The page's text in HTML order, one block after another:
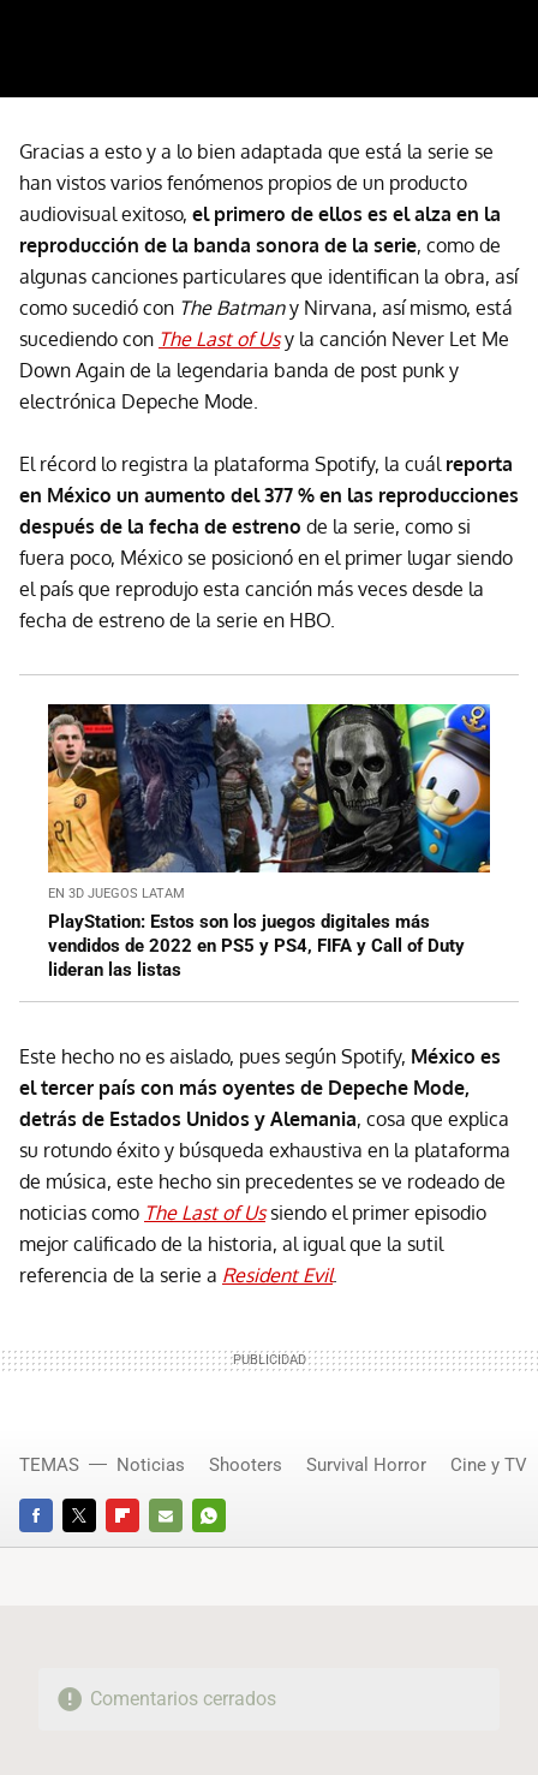
Gracias a esto y a lo bien adaptada que está la serie se
han vistos varios fenómenos propios de un producto
audiovisual exitoso, el primero de ellos es el alza en la
reproducción de la banda sonora de la serie, como de
algunas canciones particulares que identifican la obra, así
como sucedió con The Batmany Nirvana, así mismo, está
sucediendo con The Last of Usy la canción Never Let Me
Down Again de la legendaria banda de post punk y
electrónica Depeche Mode.
El récord lo registra la plataforma Spotify, la cuál reporta
en México un aumento del 377 % en las reproducciones
después de la fecha de estreno de la serie, como si
fuera poco, México se posicionó en el primer lugar siendo
el país que reprodujo esta canción más veces desde la
fecha de estreno de la serie en HBO.
EN 3D JUEGOS LATAM
PlayStation: Estos son los juegos digitales más
vendidos de 2022 en PS5 y PS4, FIFA y Call of Duty
lideran las listas
Este hecho no es aislado, pues según Spotify, México es
el tercer país con más oyentes de Depeche Mode,
detrás de Estados Unidos y Alemania, cosa que explica
su rotundo éxito y búsqueda exhaustiva en la plataforma
de música, este hecho sin precedentes se ve rodeado de
noticias como The Last of Ussiendo el primer episodio
mejor calificado de la historia, al igual que la sutil
referencia de la serie a Resident Evil.
FACEBOOKTWITTERFLIPBOARD
E-
WHATSAPP
TEMAS Noticias Shooters Survival Horror Cine y TV
Comentarios cerrados